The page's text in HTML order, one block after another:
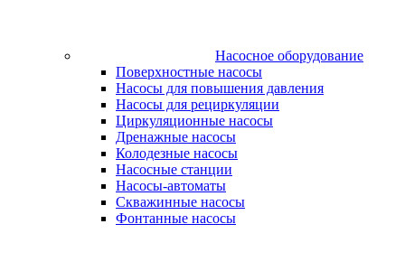
Насосное оборудование
Поверхностные насосы
Насосы для повышения давления
Насосы для рециркуляции
Циркуляционные насосы
Дренажные насосы
Колодезные насосы
Насосные станции
Насосы-автоматы
Скважинные насосы
Фонтанные насосы